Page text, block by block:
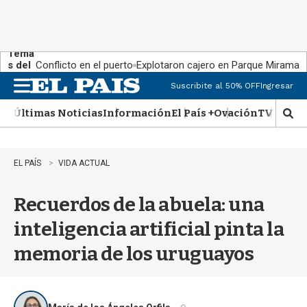
Tema
s del
día:
Conflicto en el puerto Explotaron cajero en Parque Miramar
n
u
Suscribite al 50% OFFIngresar
Últimas NoticiasInformaciónEl País +OvaciónTV Show
M
o
EL PAÍS VIDA ACTUAL
Recuerdos de la abuela: una
inteligencia artificial pinta la
memoria de los uruguayos